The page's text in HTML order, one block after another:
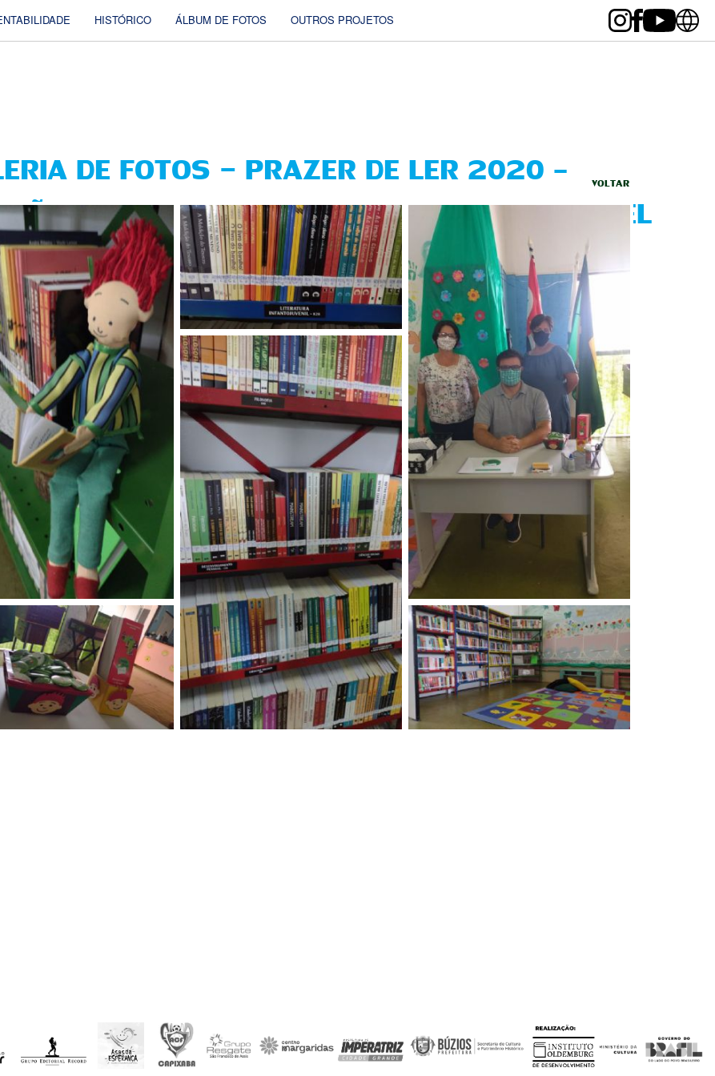
HISTÓRICO ÁLBUM DE FOTOS OUTROS PROJETOS
DE FOTOS - PRAZER DE LER 2020 –
BIBLIOTECA MUNICIPAL LUCILENE GARGEL
YERA, CÂNDIDO MOTA, SP
VOLTAR